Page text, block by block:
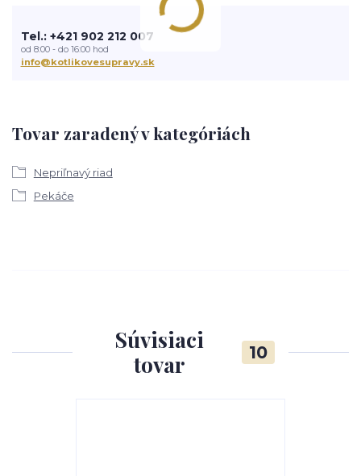
Tovar zaradený v kategóriách
Nepriľnavý riad
Pekáče
Tel.: +421 902 212 007
od 8:00 - do 16:00 hod
info@kotlikovesupravy.sk
Súvisiaci
tovar
10